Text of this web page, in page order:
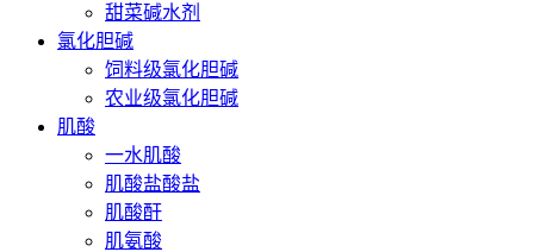
甜菜碱水剂
氯化胆碱
饲料级氯化胆碱
农业级氯化胆碱
肌酸
一水肌酸
肌酸盐酸盐
肌酸酐
肌氨酸